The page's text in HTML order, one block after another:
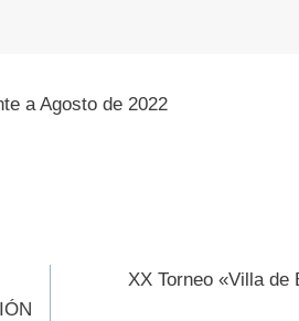
a Agosto de 2022
XX Torneo «Villa de